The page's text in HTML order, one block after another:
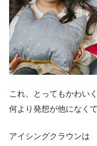
これ、とってもかわい
何より発想が他になく
アイシングクラウンは